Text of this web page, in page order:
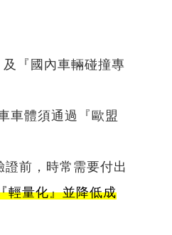
場瞬態分析丨SimSolid
落摔模擬全流程解析｜
及『國內車輛碰撞專
體須通過『歐盟
前，時常需要付出
輕量化』並降低成